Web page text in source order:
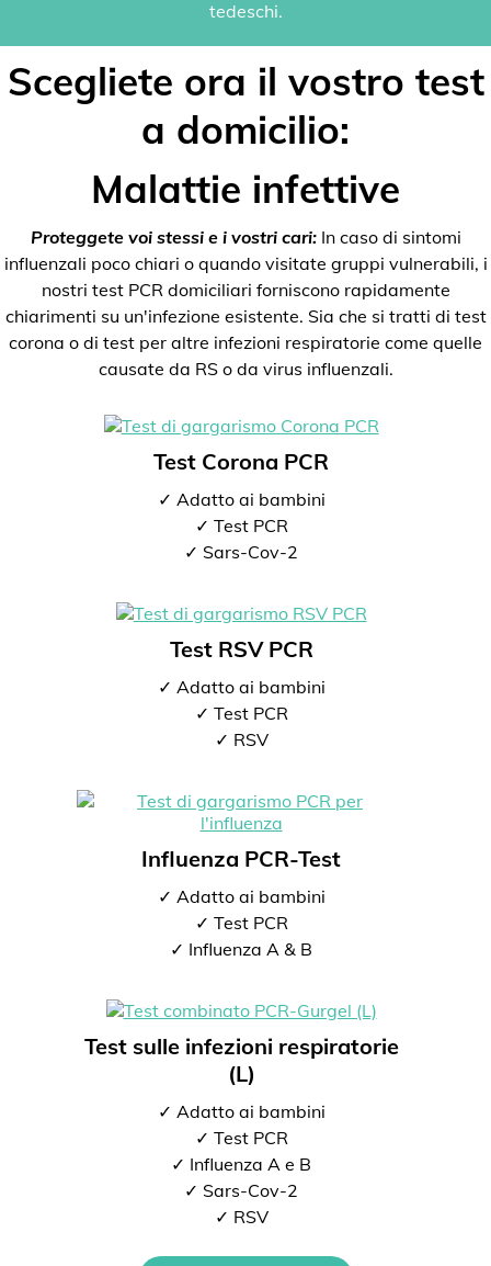
tedeschi.
Scegliete ora il vostro test
a domicilio:
Malattie infettive
Proteggete voi stessi e i vostri cari:In caso di sintomi
influenzali poco chiari o quando visitate gruppi vulnerabili, i
nostri test PCR domiciliari forniscono rapidamente
chiarimenti su un'infezione esistente. Sia che si tratti di test
corona o di test per altre infezioni respiratorie come quelle
causate da RS o da virus influenzali.
Test Corona PCR
✓ Adatto ai bambini
✓ Test PCR
✓ Sars-Cov-2
Test RSV PCR
✓ Adatto ai bambini
✓ Test PCR
✓ RSV
Influenza PCR-Test
✓ Adatto ai bambini
✓ Test PCR
✓ Influenza A & B
Test sulle infezioni respiratorie
(L)
✓ Adatto ai bambini
✓ Test PCR
✓ Influenza A e B
✓ Sars-Cov-2
✓ RSV